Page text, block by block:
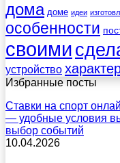
дома доме идеи
особенности
своими
устройство
Избранные посты
Ставки на спорт
— удобные условия
выбор событий
10.04.2026